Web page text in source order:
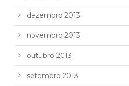
dezembro 2013
novembro 2013
outubro 2013
setembro 2013